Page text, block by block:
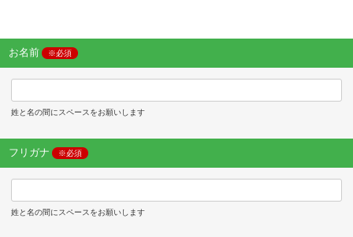
お名前 ※必須
姓と名の間にスペースをお願いします
フリガナ ※必須
姓と名の間にスペースをお願いします